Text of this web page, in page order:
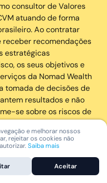
consultor de Valores
atuando de forma
Ao contratar
receber recomendações
estratégicas
os seus objetivos e
da Nomad Wealth
tomada de decisões de
resultados e não
se sobre os riscos de
responsabilidade.
e marcas de serviço
mas não se
são marcas
e melhorar nossos
rejeitar os cookies não
Saiba mais
Aceitar